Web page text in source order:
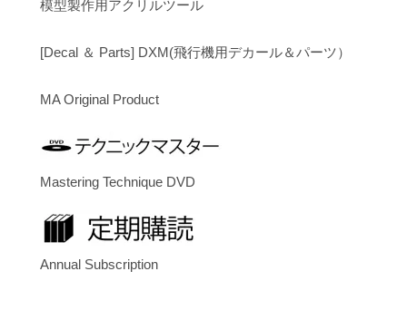
模型製作用アクリルツール
[Decal ＆ Parts] DXM(飛行機用デカール＆パーツ）
MA Original Product
Mastering Technique DVD
Annual Subscription